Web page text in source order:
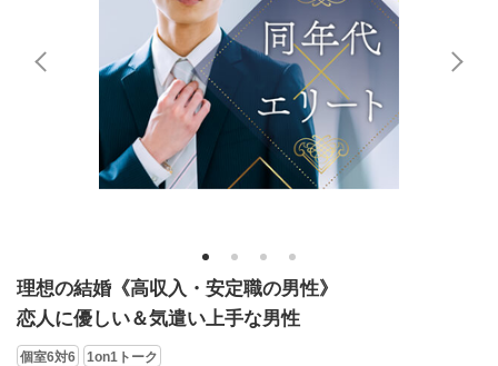
1 2 3 4
理想の結婚《高収入・安定職の男性》
恋人に優しい＆気遣い上手な男性
個室6対6 1on1トーク